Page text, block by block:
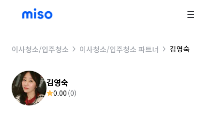
이사청소/입주청소 이사청소/입주청소 파트너 김영숙
김영숙
0.00 (0)